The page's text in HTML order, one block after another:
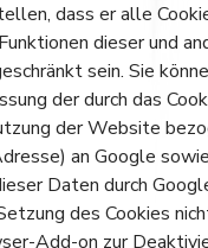
dass er alle
dieser und
sein. Sie
der durch das
der Website
an Google
Daten durch
des Cookies
Add-on zur